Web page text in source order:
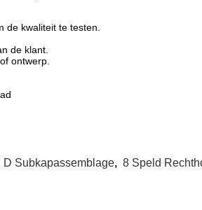
de kwaliteit te testen.
de klant.
ontwerp.
D Subkapassemblage, 8 Speld